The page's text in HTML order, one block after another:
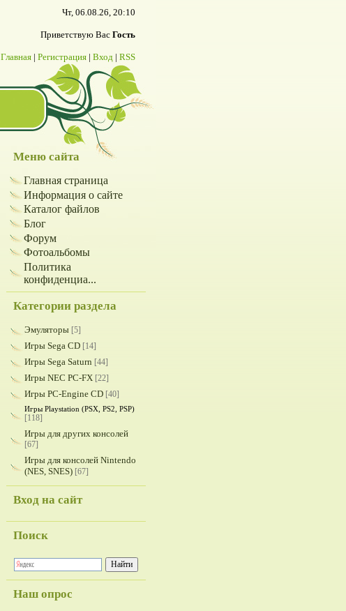
Чт, 06.08.26, 20:10
Приветствую Вас Гость
Главная | Регистрация | Вход | RSS
Меню сайта
Главная страница
Информация о сайте
Каталог файлов
Блог
Форум
Фотоальбомы
Политика
конфиденциа...
Категории раздела
Эмуляторы [5]
Игры Sega CD [14]
Игры Sega Saturn [44]
Игры NEC PC-FX [22]
Игры PC-Engine CD [40]
Игры Playstation (PSX, PS2, PSP)
[118]
Игры для других консолей
[67]
Игры для консолей Nintendo
(NES, SNES) [67]
Вход на сайт
Поиск
Наш опрос